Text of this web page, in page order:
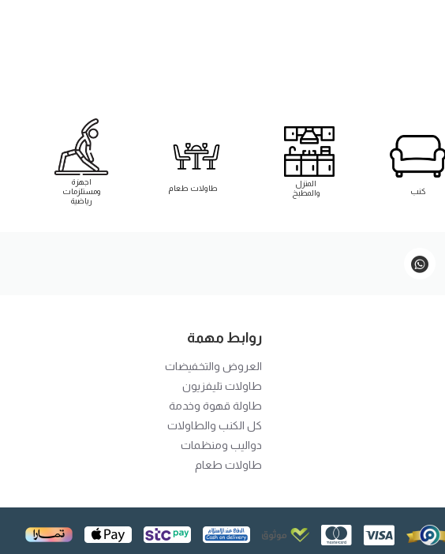
كنب
المنزل
والمطبخ
طاوﻻت طعام
اجهزة
ومستلزمات
رياضية
روابط مهمة
العروض والتخفيضات
طاوﻻت تليفزيون
طاولة قهوة وخدمة
كل الكنب والطاوﻻت
دواليب ومنظمات
طاولات طعام